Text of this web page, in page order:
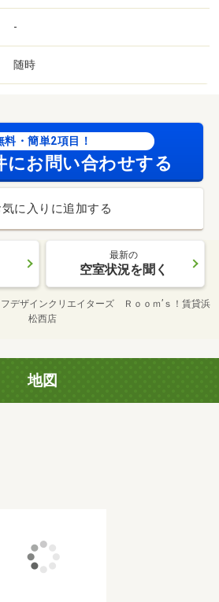
-
随時
料・簡単2項目！
にお問い合わせする
気に入りに追加する
最新の
空室状況を聞く
フデザインクリエイターズ Ｒｏｏｍ’ｓ！賃貸浜
松西店
地図